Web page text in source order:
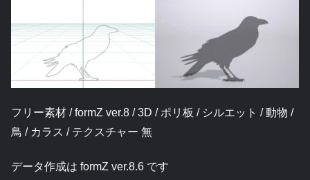
フリー素材 / formZ ver.8 / 3D / ポリ板 / シルエット / 動物 /
鳥 / カラス / テクスチャー 無
データ作成は formZ ver.8.6 です